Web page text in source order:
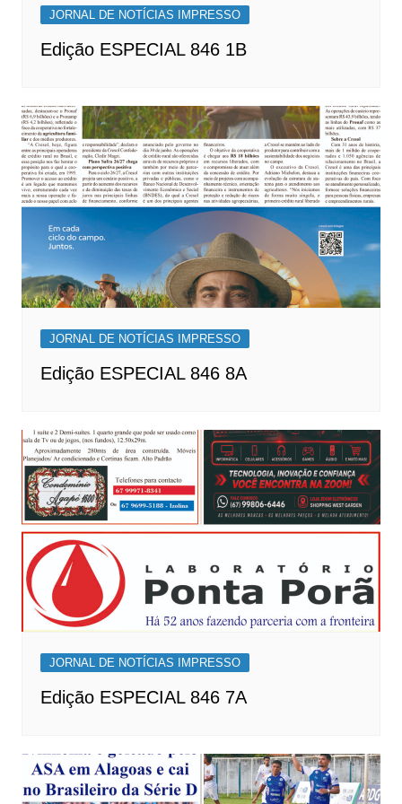
JORNAL DE NOTÍCIAS IMPRESSO
Edição ESPECIAL 846 1B
JORNAL DE NOTÍCIAS IMPRESSO
Edição ESPECIAL 846 8A
JORNAL DE NOTÍCIAS IMPRESSO
Edição ESPECIAL 846 7A